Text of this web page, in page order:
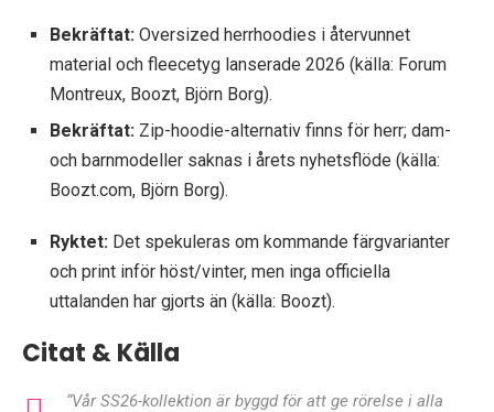
Bekräftat: Oversized herrhoodies i återvunnet
material och fleecetyg lanserade 2026 (källa: Forum
Montreux, Boozt, Björn Borg).
Bekräftat: Zip-hoodie-alternativ finns för herr; dam-
och barnmodeller saknas i årets nyhetsflöde (källa:
Boozt.com, Björn Borg).
Ryktet: Det spekuleras om kommande färgvarianter
och print inför höst/vinter, men inga officiella
uttalanden har gjorts än (källa: Boozt).
Citat & Källa
“Vår SS26-kollektion är byggd för att ge rörelse i alla